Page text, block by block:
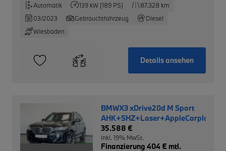
Automatik 139 kW (189 PS)
87.328 km
03/2023
Gebrauchtfahrzeug
Diesel
Wiesbaden
Details ansehen
BMWX3 xDrive20d M Sport
AHK+SHZ+Laser+AppleCarplay
35.588 €
inkl. 19% MwSt.
Finanzierung 404 € mtl.